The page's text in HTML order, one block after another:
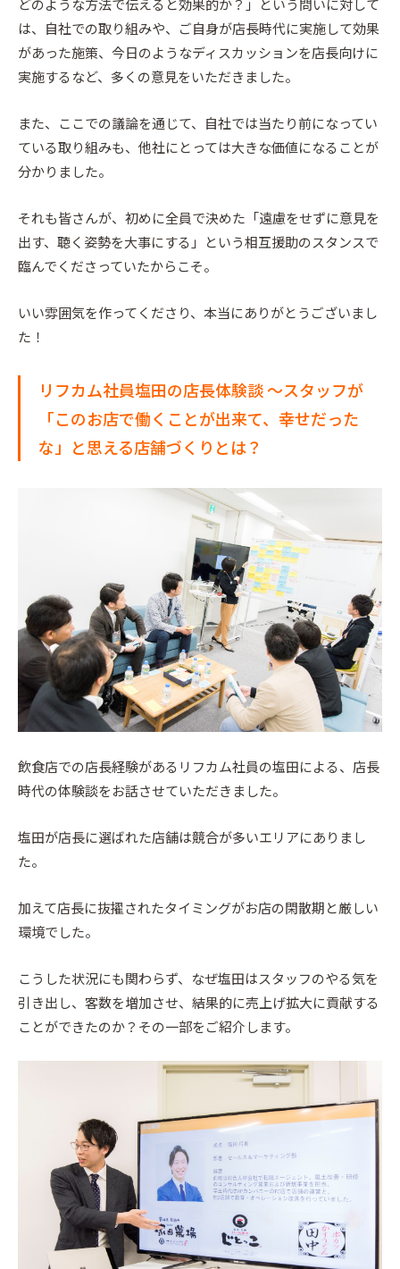
どのような方法で伝えると効果的か？」という問いに対して
は、自社での取り組みや、ご自身が店長時代に実施して効果
があった施策、今日のようなディスカッションを店長向けに
実施するなど、多くの意見をいただきました。
また、ここでの議論を通じて、自社では当たり前になってい
ている取り組みも、他社にとっては大きな価値になることが
分かりました。
それも皆さんが、初めに全員で決めた「遠慮をせずに意見を
出す、聴く姿勢を大事にする」という相互援助のスタンスで
臨んでくださっていたからこそ。
いい雰囲気を作ってくださり、本当にありがとうございまし
た！
リフカム社員塩田の店長体験談 〜スタッフが
「このお店で働くことが出来て、幸せだった
な」と思える店舗づくりとは？
飲食店での店長経験があるリフカム社員の塩田による、店長
時代の体験談をお話させていただきました。
塩田が店長に選ばれた店舗は競合が多いエリアにありまし
た。
加えて店長に抜擢されたタイミングがお店の閑散期と厳しい
環境でした。
こうした状況にも関わらず、なぜ塩田はスタッフのやる気を
引き出し、客数を増加させ、結果的に売上げ拡大に貢献する
ことができたのか？その一部をご紹介します。